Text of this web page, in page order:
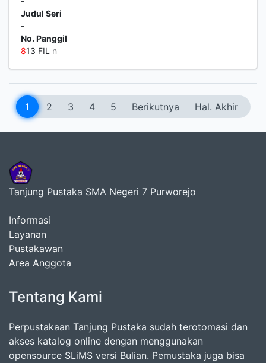
Judul Seri
-
No. Panggil
813 FIL n
1 2 3 4 5 Berikutnya Hal. Akhir
Tanjung Pustaka SMA Negeri 7 Purworejo
Informasi
Layanan
Pustakawan
Area Anggota
Tentang Kami
Perpustakaan Tanjung Pustaka sudah terotomasi dan
akses katalog online dengan menggunakan
opensource SLiMS versi Bulian. Pemustaka juga bisa